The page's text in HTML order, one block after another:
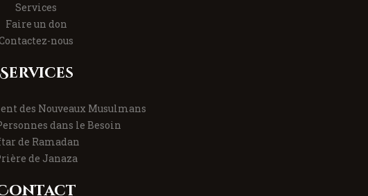
Services
Faire un don
nous
des Nouveaux Musulmans
dans le Besoin
de Ramadan
de Janaza